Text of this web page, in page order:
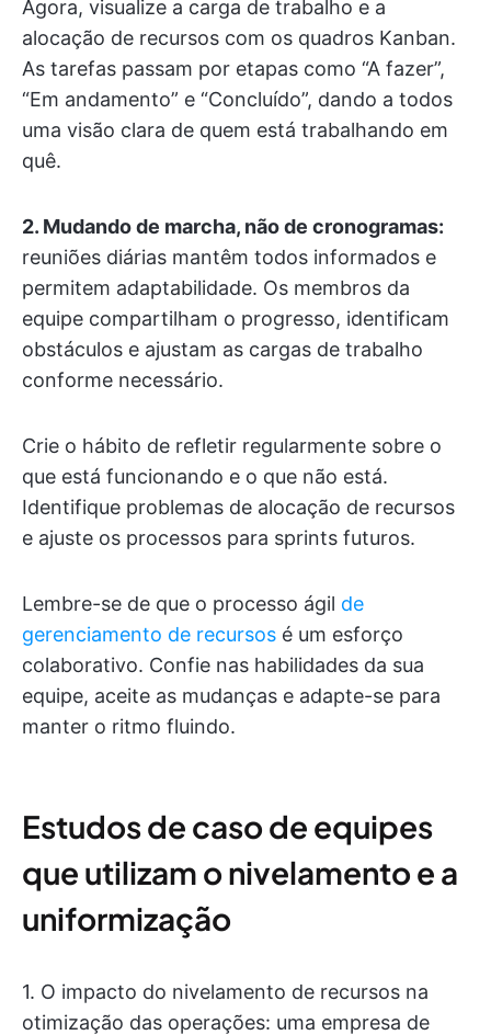
Agora, visualize a carga de trabalho e a
alocação de recursos com os quadros Kanban.
As tarefas passam por etapas como “A fazer”,
“Em andamento” e “Concluído”, dando a todos
uma visão clara de quem está trabalhando em
quê.
2. Mudando de marcha, não de cronogramas:
reuniões diárias mantêm todos informados e
permitem adaptabilidade. Os membros da
equipe compartilham o progresso, identificam
obstáculos e ajustam as cargas de trabalho
conforme necessário.
Crie o hábito de refletir regularmente sobre o
que está funcionando e o que não está.
Identifique problemas de alocação de recursos
e ajuste os processos para sprints futuros.
Lembre-se de que o processo ágil de
gerenciamento de recursos é um esforço
colaborativo. Confie nas habilidades da sua
equipe, aceite as mudanças e adapte-se para
manter o ritmo fluindo.
Estudos de caso de equipes
que utilizam o nivelamento e a
uniformização
1. O impacto do nivelamento de recursos na
otimização das operações: uma empresa de